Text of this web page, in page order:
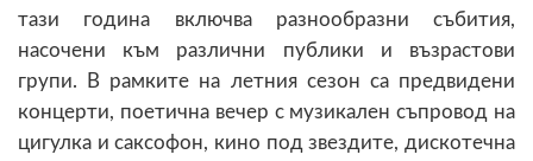
тази година включва разнообразни събития,
насочени към различни публики и възрастови
групи. В рамките на летния сезон са предвидени
концерти, поетична вечер с музикален съпровод на
цигулка и саксофон, кино под звездите, дискотечна